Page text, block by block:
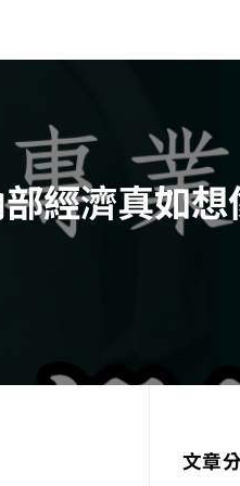
經濟真如想
文章